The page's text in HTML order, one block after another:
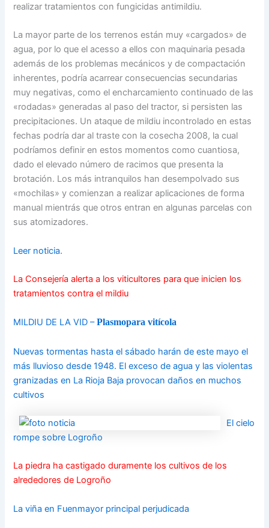
realizar tratamientos con fungicidas antimildiu.
La mayor parte de los terrenos están muy «cargados» de
agua, por lo que el acesso a ellos con maquinaria pesada
además de los problemas mecánicos y de compactación
inherentes, podría acarrear consecuencias secundarias
muy negativas, como el encharcamiento continuado de las
«rodadas» generadas al paso del tractor, si persisten las
precipitaciones. Un ataque de mildiu incontrolado en estas
fechas podría dar al traste con la cosecha 2008, la cual
podríamos definir en estos momentos como cuantiosa,
dado el elevado número de racimos que presenta la
brotación. Los más intranquilos han desempolvado sus
«mochilas» y comienzan a realizar aplicaciones de forma
manual mientrás que otros entran en algunas parcelas con
sus atomizadores.
Leer noticia.
La Consejería alerta a los viticultores para que inicien los
tratamientos contra el mildiu
MILDIU DE LA VID –Plasmopara vitícola
Nuevas tormentas hasta el sábado harán de este mayo el
más lluvioso desde 1948. El exceso de agua y las violentas
granizadas en La Rioja Baja provocan daños en muchos
cultivos
El cielo
rompe sobre Logroño
La piedra ha castigado duramente los cultivos de los
alrededores de Logroño
La viña en Fuenmayor principal perjudicada